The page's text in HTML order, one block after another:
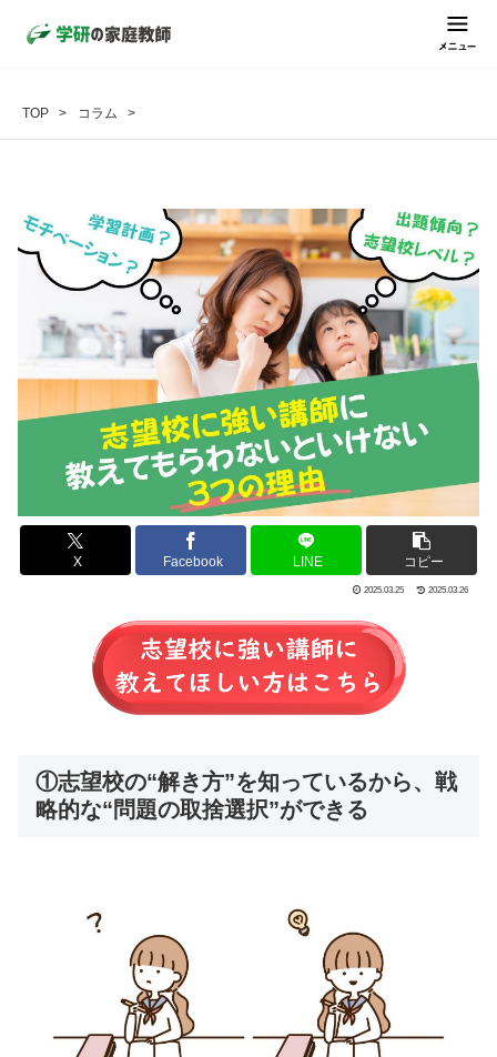
TOP コラム
X Facebook LINE コピー
2025.03.25 2025.03.26
①志望校の“解き方”を知っているから、戦
略的な“問題の取捨選択”ができる